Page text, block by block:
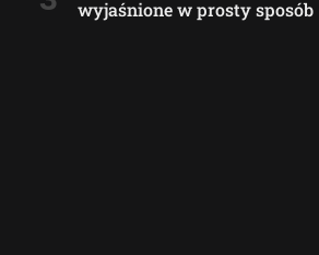
wyjaśnione w prosty sposób